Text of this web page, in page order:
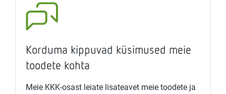
Korduma kippuvad küsimused meie
toodete kohta
Meie KKK-osast leiate lisateavet meie toodete ja